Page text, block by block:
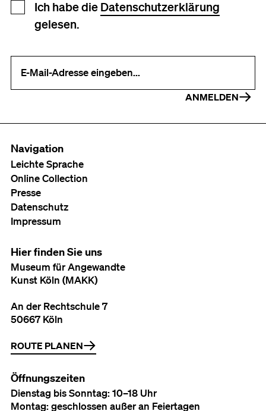
Newsletter Anmeldung
Ich habe die Datenschutzerklärung
gelesen.
ANMELDEN
Navigation
Leichte Sprache
Online Collection
Presse
Datenschutz
Impressum
Hier finden Sie uns
Museum für Angewandte
Kunst Köln (MAKK)
An der Rechtschule 7
50667 Köln
ROUTE PLANEN
Öffnungszeiten
Dienstag bis Sonntag: 10–18 Uhr
Montag: geschlossen außer an Feiertagen